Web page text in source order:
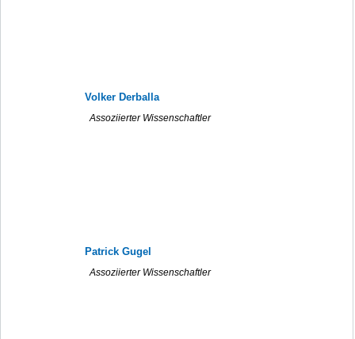
Volker Derballa
Assoziierter Wissenschaftler
Patrick Gugel
Assoziierter Wissenschaftler